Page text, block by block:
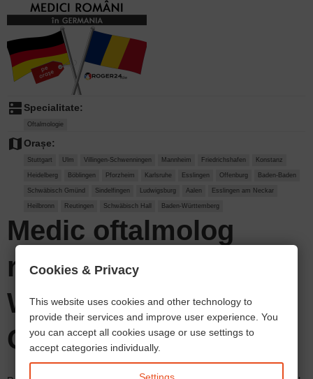
dns Specialitate:
Oftalmologie
map Orașe:
Stuttgart Ulm Villingen-Schwenningen Mannheim Friedrichshafen Konstanz
Heidelberg Böblingen Pforzheim Karlsruhe Esslingen Offenburg Baden-Baden
Schwäbisch Gmünd Sindelfingen Ludwigsburg Aalen Esslingen am Neckar
Heilbronn Reutingen Schwäbisch Hall Baden-Württemberg
Medic oftalmolog
român în Baden-
Württemberg,
Germania
Cookies & Privacy
This website uses cookies and other technology to
provide their services and improve user experience. You
you can accept all cookies usage or use settings to
accept categories individually.
Settings